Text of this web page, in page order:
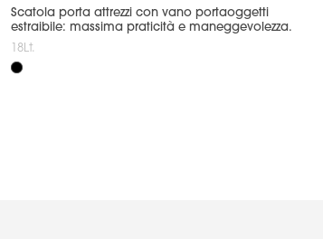
Scatola porta attrezzi con vano portaoggetti
estraibile: massima praticità e maneggevolezza.
18Lt.